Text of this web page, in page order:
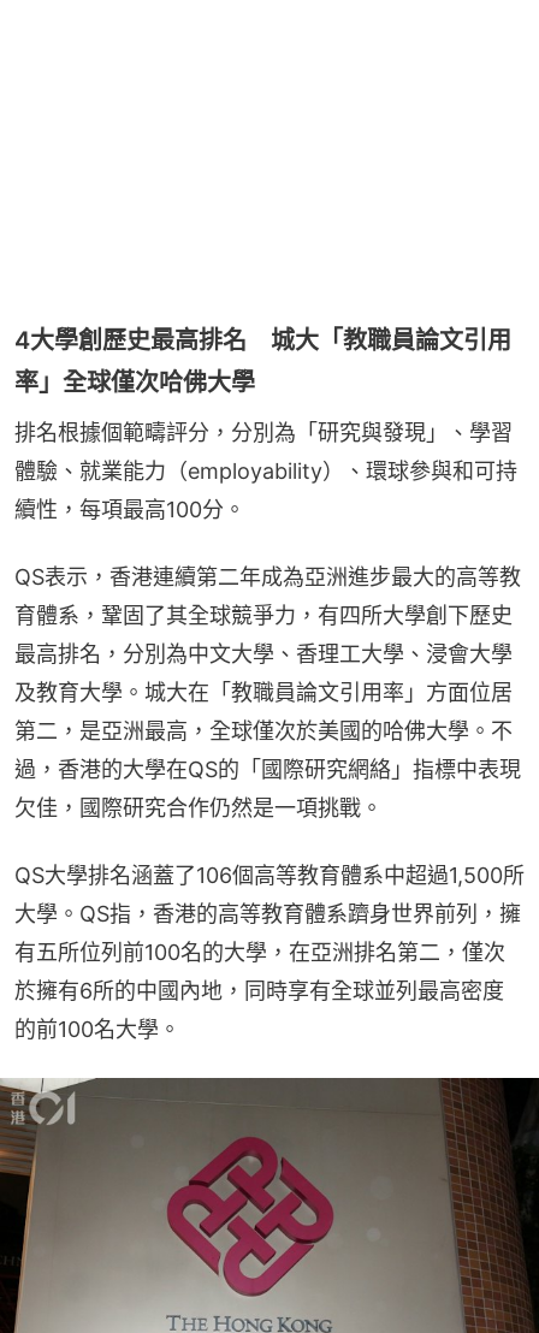
4大學創歷史最高排名 城大「教職員論文引用
率」全球僅次哈佛大學
排名根據個範疇評分，分別為「研究與發現」、學習
體驗、就業能力（employability）、環球參與和可持
續性，每項最高100分。
QS表示，香港連續第二年成為亞洲進步最大的高等教
育體系，鞏固了其全球競爭力，有四所大學創下歷史
最高排名，分別為中文大學、香理工大學、浸會大學
及教育大學。城大在「教職員論文引用率」方面位居
第二，是亞洲最高，全球僅次於美國的哈佛大學。不
過，香港的大學在QS的「國際研究網絡」指標中表現
欠佳，國際研究合作仍然是一項挑戰。
QS大學排名涵蓋了106個高等教育體系中超過1,500所
大學。QS指，香港的高等教育體系躋身世界前列，擁
有五所位列前100名的大學，在亞洲排名第二，僅次
於擁有6所的中國內地，同時享有全球並列最高密度
的前100名大學。